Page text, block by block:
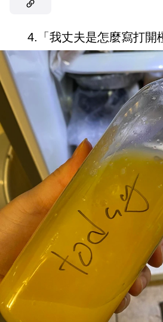
4.「我丈夫是怎麼寫打開